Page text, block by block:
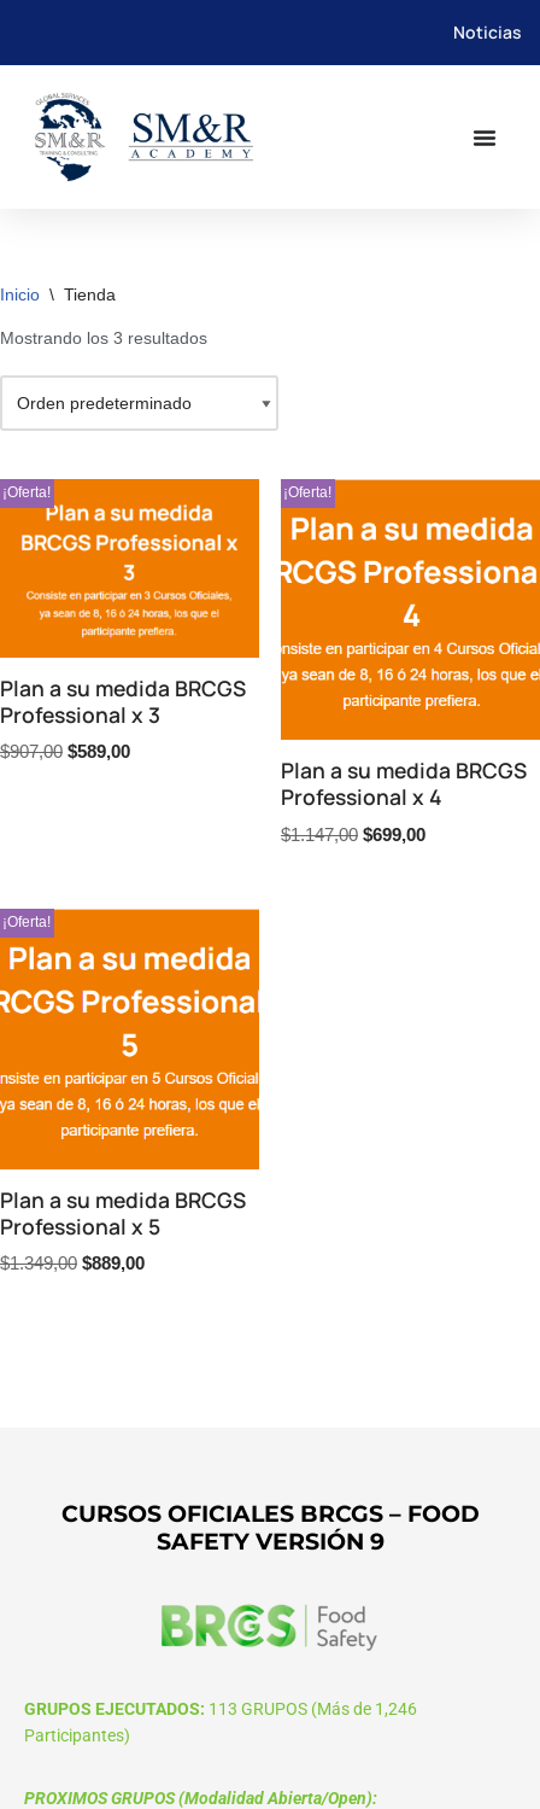
Saltar
contenido
Noticias
Inicio \ Tienda
Mostrando los 3 resultados
¡Oferta!
Plan a su medida BRCGS
Professional x 3
$907,00 $589,00
¡Oferta!
Plan a su medida BRCGS
Professional x 4
$1.147,00 $699,00
¡Oferta!
Plan a su medida BRCGS
Professional x 5
$1.349,00 $889,00
CURSOS OFICIALES BRCGS – FOOD
SAFETY VERSIÓN 9
GRUPOS EJECUTADOS: 113 GRUPOS (Más de 1,246
Participantes)
PROXIMOS GRUPOS (Modalidad Abierta/Open):